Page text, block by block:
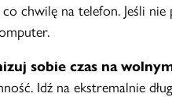
chwilę na telefon. Jeśli
sobie czas na
Idź na ekstremalnie